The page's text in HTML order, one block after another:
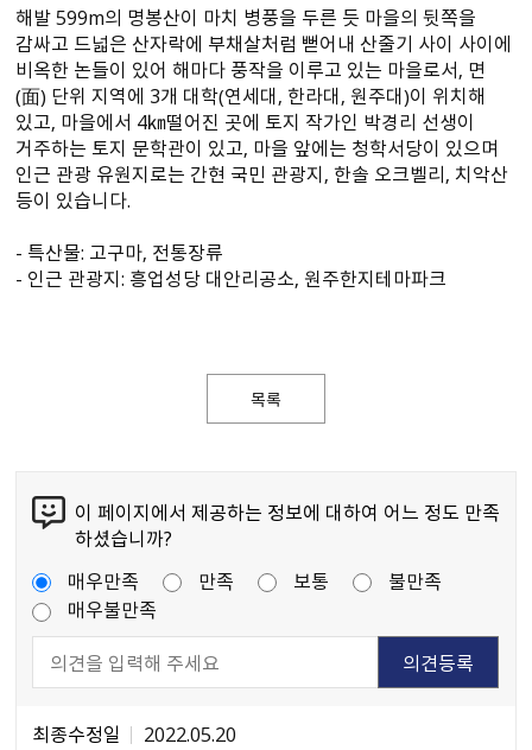
해발 599m의 명봉산이 마치 병풍을 두른 듯 마을의 뒷쪽을
감싸고 드넓은 산자락에 부채살처럼 뻗어내 산줄기 사이 사이에
비옥한 논들이 있어 해마다 풍작을 이루고 있는 마을로서, 면
（面） 단위 지역에 3개 대학（연세대, 한라대, 원주대）이 위치해
있고, 마을에서 4㎞떨어진 곳에 토지 작가인 박경리 선생이
거주하는 토지 문학관이 있고, 마을 앞에는 청학서당이 있으며
인근 관광 유원지로는 간현 국민 관광지, 한솔 오크벨리, 치악산
등이 있습니다.
- 특산물: 고구마, 전통장류
- 인근 관광지: 흥업성당 대안리공소, 원주한지테마파크
목록
이 페이지에서 제공하는 정보에 대하여 어느 정도 만족
하셨습니까?
매우만족
만족 보통
불만족
매우불만족
최종수정일 2022.05.20